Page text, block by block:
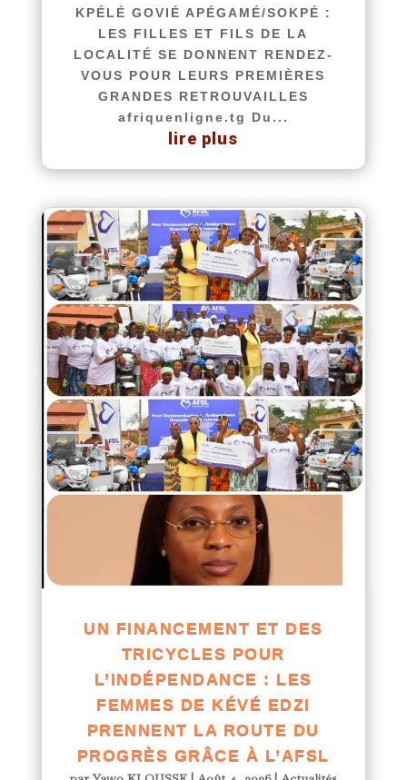
KPÉLÉ GOVIÉ APÉGAMÉ/SOKPÉ :
LES FILLES ET FILS DE LA
LOCALITÉ SE DONNENT RENDEZ-
VOUS POUR LEURS PREMIÈRES
GRANDES RETROUVAILLES
afriquenligne.tg Du...
lire plus
UN FINANCEMENT ET DES
TRICYCLES POUR
L’INDÉPENDANCE : LES
FEMMES DE KÉVÉ EDZI
PRENNENT LA ROUTE DU
PROGRÈS GRÂCE À L’AFSL